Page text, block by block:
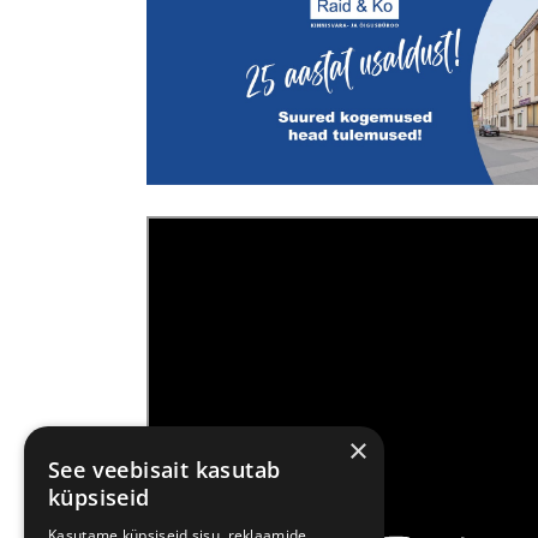
×
See veebisait kasutab
küpsiseid